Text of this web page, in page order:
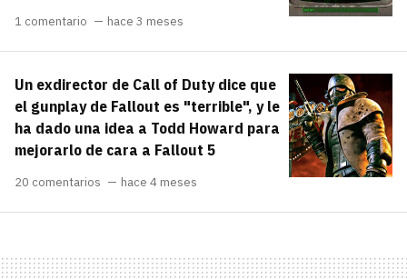
1 comentario hace 3 meses
Un exdirector de Call of Duty dice que
el gunplay de Fallout es "terrible", y le
ha dado una idea a Todd Howard para
mejorarlo de cara a Fallout 5
20 comentarios hace 4 meses